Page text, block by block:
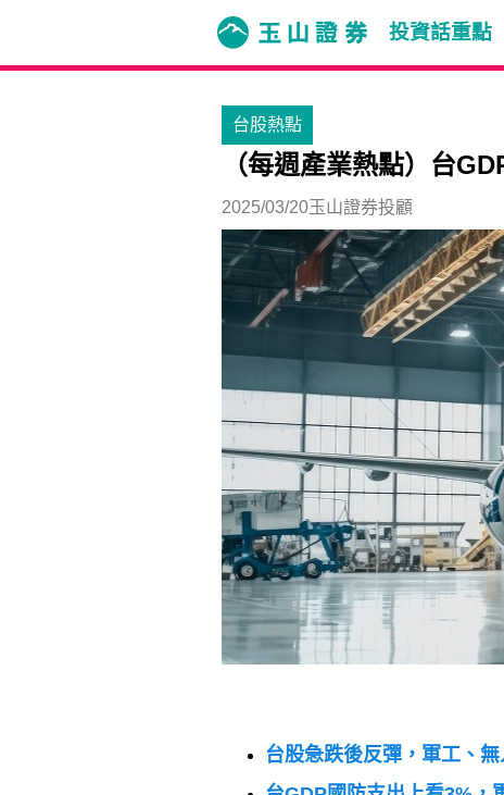
投資話重點
台股熱點
（每週產業熱點）台
2025/03/20玉山證券投顧
台股急跌後反彈，軍工、